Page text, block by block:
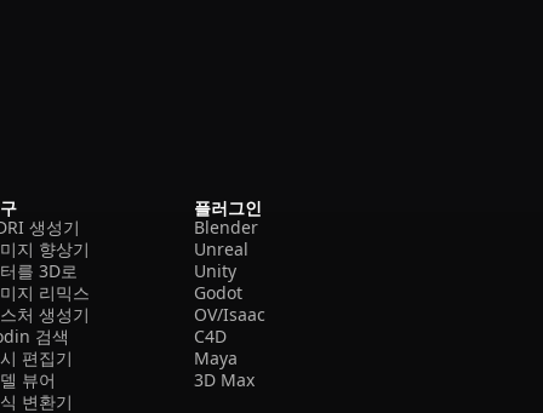
생성기
지 향상기
를 3D로
지 리믹스
처 생성기
검색
편집기
뷰어
변환기
플러그인
Blender
Unreal
Unity
Godot
OV/Isaac
C4D
Maya
3D Max